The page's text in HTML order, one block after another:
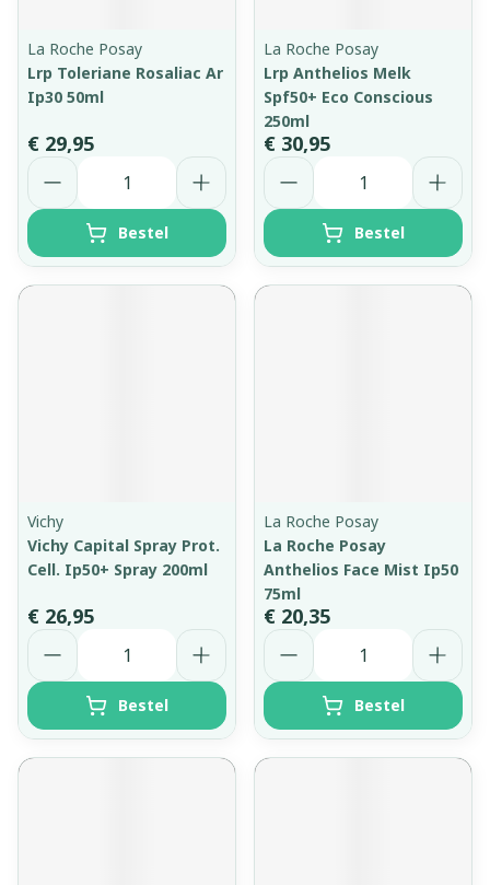
La Roche Posay
Lrp Toleriane Rosaliac Ar
Ip30 50ml
€ 29,95
Aantal
Bestel
La Roche Posay
Lrp Anthelios Melk
Spf50+ Eco Conscious
250ml
€ 30,95
Aantal
Bestel
Vichy
Vichy Capital Spray Prot.
Cell. Ip50+ Spray 200ml
€ 26,95
Aantal
Bestel
La Roche Posay
La Roche Posay
Anthelios Face Mist Ip50
75ml
€ 20,35
Aantal
Bestel